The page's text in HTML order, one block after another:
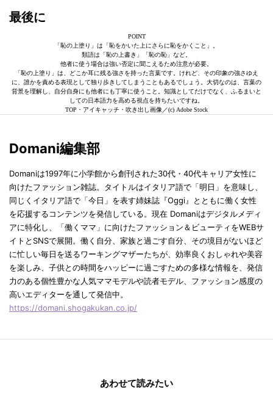
最後に
POINT
「恥の上塗り」は「恥をかいた上にさらに恥をかくこと」。
類語は「恥の上書き」「恥の恥」など。
他者に使う場合は強い否定に聞こえるため注意が必要。
「恥の上塗り」は、どこか耳に残る強さを持った言葉です。けれど、その印象の強さゆえ
に、誰かを責める表現として独り歩きしてしまうこともあるでしょう。大切なのは、言葉の
背景を理解し、自分自身にも他者にも丁寧に使うこと。知識としてだけでなく、ふるまいと
しての日本語力を高める視点を持ちたいですね。
TOP・アイキャッチ・吹き出し画像／(c) Adobe Stock
Domani編集部
Domaniは1997年に小学館から創刊された30代・40代キャリア女性に
向けたファッション雑誌。タイトルはイタリア語で「明日」を意味し、
同じくイタリア語で「今日」を表す姉妹誌『Oggi』とともに働く女性
を応援するコンテンツを発信している。現在 Domaniはデジタルメディ
アに特化し、「働くママ」に向けたファッション＆ビューティをWEBサ
イトとSNSで展開。働く自分、家族と過ごす自分、その境目がないほど
に忙しい毎日を送るワーキングマザーたちが、効率良くおしゃれや美容
を楽しみ、子供との時間をハッピーに過ごすための多様な情報を、発信
力のある個性豊かな人気ママモデルや読者モデル、ファッション感度の
高いエディターを通して発信中。
https://domani.shogakukan.co.jp/
あわせて読みたい